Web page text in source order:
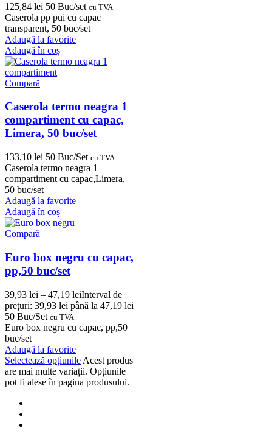
125,84 lei 50 Buc/set cu TVA
Caserola pp pui cu capac
transparent, 50 buc/set
Adaugă la favorite
Adaugă în coș
Compară
Caserola termo neagra 1
compartiment cu capac,
Limera, 50 buc/set
133,10 lei 50 Buc/Set cu TVA
Caserola termo neagra 1
compartiment cu capac,Limera,
50 buc/set
Adaugă la favorite
Adaugă în coș
Compară
Euro box negru cu capac,
pp,50 buc/set
39,93 lei – 47,19 leiInterval de
prețuri: 39,93 lei până la 47,19 lei
50 Buc/Set cu TVA
Euro box negru cu capac, pp,50
buc/set
Adaugă la favorite
Selectează opțiunile Acest produs
are mai multe variații. Opțiunile
pot fi alese în pagina produsului.